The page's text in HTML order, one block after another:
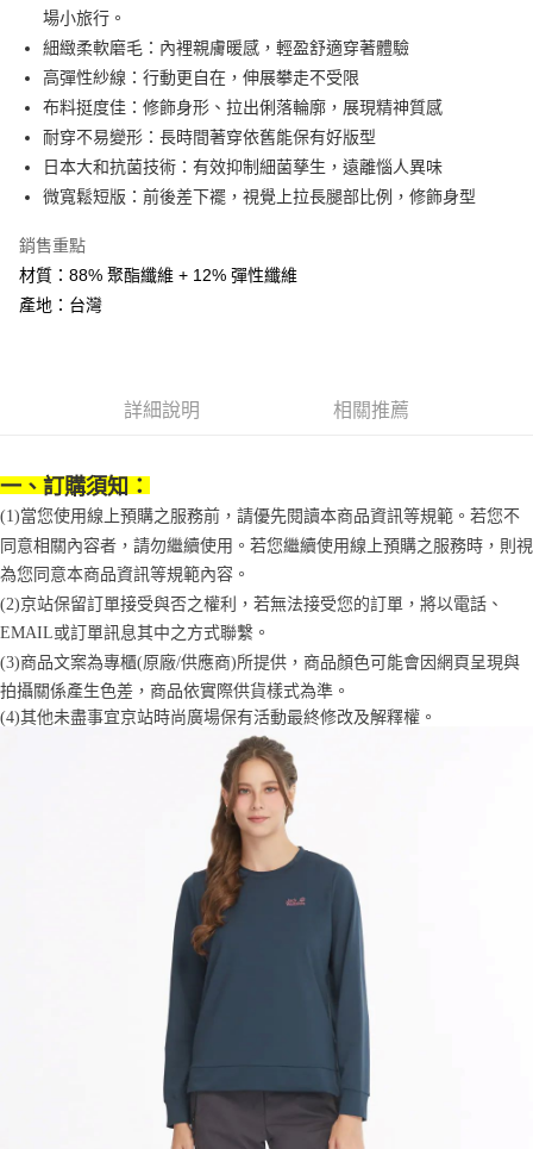
大哥付你分期
相關說明
【大哥付你分期使用說明】
1.本服務由台灣大哥大提供，台灣大哥大用戶可立即使用無須另外申請。
2.付款方式選擇「大哥付你分期」，訂單成立後會自動跳轉到大哥付的交易
流程，驗證手機門號後，選擇欲分期的期數、繳款截止日，確認付款後即完
成交易。
3.實際核准額度、可分期數及費用金額請依後續交易確認頁面所載為準。
消。如遇「轉專審核」未通過狀況，表示未達大哥付你分期系統評分，恕無
法說明評估內容。
【繳款方式說明】
1.分期款項不併入電信帳單，「大哥付你分期」於每月結算日後寄送繳費提
2.基於同意付款使用「大哥付你分期」之契約關係目的，商店將以您的個人
資料（包含姓名、電話或地址）提供予台灣大哥大進項蒐集、處理及利用，
由本公司與您本人進行分期帳單所需資料之確認、核對及更正。
3.完整用戶服務條款，請詳閱以下連結：https://oppay.tw/userRule
AFTEE先享後付
相關說明
【關於「AFTEE先享後付」】
AFTEE先享後付是「在收到商品之後才付款」的支付方式。 讓您購物簡單
便利好安心！
２．便利：只要手機號碼，簡訊認證，即可結帳。
３．安心：先確認商品／服務後，再付款。
【「AFTEE先享後付」結帳流程】
ATM／網路銀行／等多元方式進行付款，方視為交易完成。
後付繳納相關費用。
※ 交易是否成功請以「AFTEE先享後付 」之結帳頁面顯示為準，若有關於
是否繳費成功／繳費後需取消欲退款等相關疑問，請聯繫「AFTEE先享後付
客戶支援中心」 https://netprotections.freshdesk.com/support/home
【注意事項】
１．透過由恩沛科技股份有限公司提供之「AFTEE先享後付」服務完成之交
易，需依本服務之必要範圍內提供個人資料，並將交易相關給付款項請求債
權轉讓予恩沛科技股份有限公司。
２．關於個人資料處理事宜，請瀏覽以下網址：
https://aftee.tw/terms/#terms3
３．未成年的使用者請事先徵得法定代理人或監護人之同意方可使用
「AFTEE先享後付」，若未經同意申辦者引起之損失，本公司不負相關責
４．使用「AFTEE先享後付」時，將依據個別帳號之用戶狀況，依本公司即
時審查核予不同之上限額度；若仍有額度不足之情形，本公司將視審查結果
５．嚴禁一人註冊多個帳號或使用他人資訊註冊。若發現惡意使用之情形，
恩沛科技股份有限公司將有權停止該用戶之使用額度並採取法律行動。
ATM付款
運送方式
付款後全家取貨
每筆NT$70，滿NT$899(含以上)免運費
京站台北店客服中心(1F星巴克旁) 即日起不提供京站紙袋，取件時
免運費
場小旅行。
細緻柔軟磨毛：內裡親膚暖感，輕盈舒適穿著體驗
高彈性紗線：行動更自在，伸展攀走不受限
布料挺度佳：修飾身形、拉出俐落輪廓，展現精神質感
耐穿不易變形：長時間著穿依舊能保有好版型
日本大和抗菌技術：有效抑制細菌孳生，遠離惱人異味
微寬鬆短版：前後差下襬，視覺上拉長腿部比例，修飾身型
銷售重點
材質：88% 聚酯纖維 + 12% 彈性纖維
產地：台灣
詳細說明 相關推薦
一、訂購須知：
(1)當您使用線上預購之服務前，請優先閱讀本商品資訊等規範。若您不
同意相關內容者，請勿繼續使用。若您繼續使用線上預購之服務時，則視
為您同意本商品資訊等規範內容。
(2)京站保留訂單接受與否之權利，若無法接受您的訂單，將以電話、
EMAIL或訂單訊息其中之方式聯繫。
(3)商品文案為專櫃(原廠/供應商)所提供，商品顏色可能會因網頁呈現與
拍攝關係產生色差，商品依實際供貨樣式為準。
(4)其他未盡事宜京站時尚廣場保有活動最終修改及解釋權。